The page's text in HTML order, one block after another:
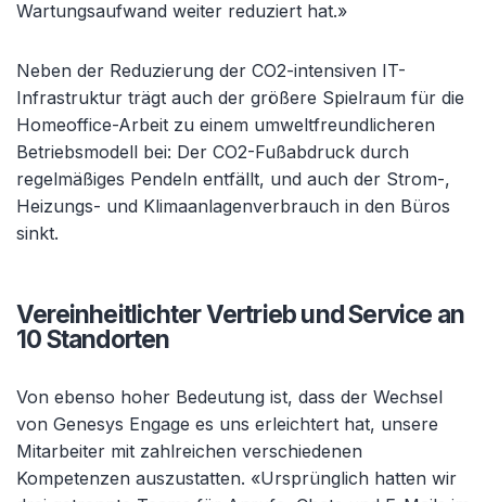
Wartungsaufwand weiter reduziert hat.»
Neben der Reduzierung der CO2-intensiven IT-
Infrastruktur trägt auch der größere Spielraum für die
Homeoffice-Arbeit zu einem umweltfreundlicheren
Betriebsmodell bei: Der CO2-Fußabdruck durch
regelmäßiges Pendeln entfällt, und auch der Strom-,
Heizungs- und Klimaanlagenverbrauch in den Büros
sinkt.
Vereinheitlichter Vertrieb und Service an
10 Standorten
Von ebenso hoher Bedeutung ist, dass der Wechsel
von Genesys Engage es uns erleichtert hat, unsere
Mitarbeiter mit zahlreichen verschiedenen
Kompetenzen auszustatten. «Ursprünglich hatten wir